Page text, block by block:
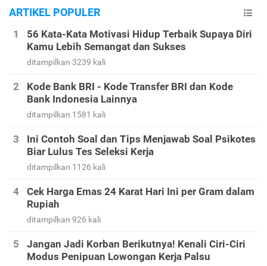
ARTIKEL POPULER
56 Kata-Kata Motivasi Hidup Terbaik Supaya Diri
Kamu Lebih Semangat dan Sukses
ditampilkan 3239 kali
Kode Bank BRI - Kode Transfer BRI dan Kode
Bank Indonesia Lainnya
ditampilkan 1581 kali
Ini Contoh Soal dan Tips Menjawab Soal Psikotes
Biar Lulus Tes Seleksi Kerja
ditampilkan 1126 kali
Cek Harga Emas 24 Karat Hari Ini per Gram dalam
Rupiah
ditampilkan 926 kali
Jangan Jadi Korban Berikutnya! Kenali Ciri-Ciri
Modus Penipuan Lowongan Kerja Palsu